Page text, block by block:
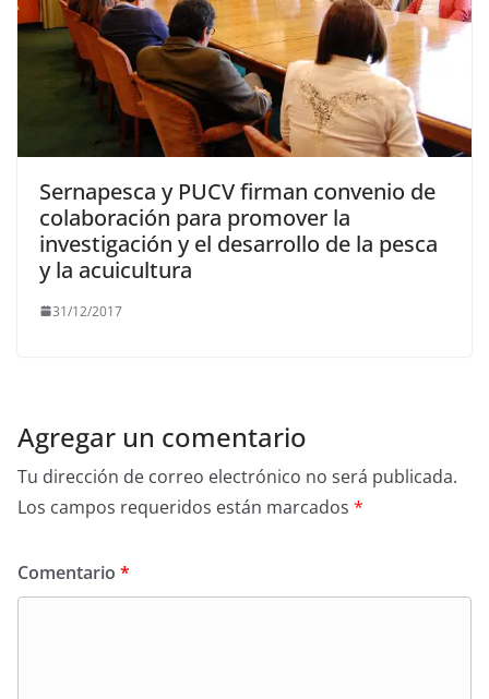
Sernapesca y PUCV firman convenio de
colaboración para promover la
investigación y el desarrollo de la pesca
y la acuicultura
31/12/2017
Agregar un comentario
Tu dirección de correo electrónico no será publicada.
Los campos requeridos están marcados *
Comentario *